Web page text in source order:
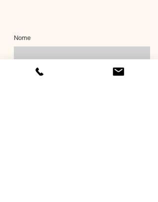
Nome
Cognome